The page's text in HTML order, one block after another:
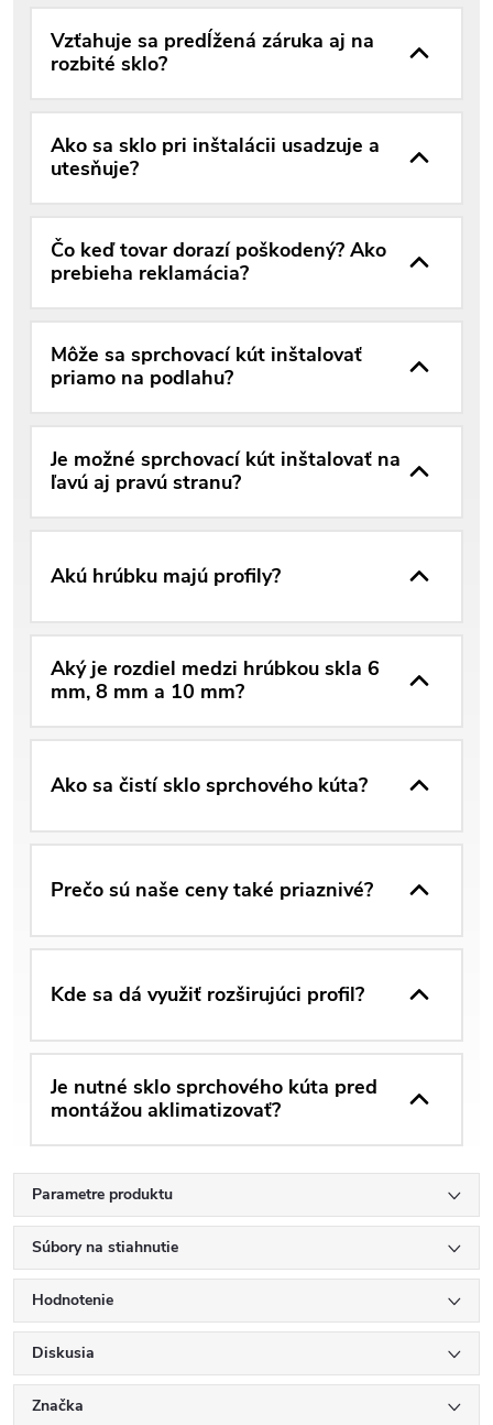
Vzťahuje sa predĺžená záruka aj na
rozbité sklo?
Ako sa sklo pri inštalácii usadzuje a
utesňuje?
Čo keď tovar dorazí poškodený? Ako
prebieha reklamácia?
Môže sa sprchovací kút inštalovať
priamo na podlahu?
Je možné sprchovací kút inštalovať na
ľavú aj pravú stranu?
Akú hrúbku majú profily?
Aký je rozdiel medzi hrúbkou skla 6
mm, 8 mm a 10 mm?
Ako sa čistí sklo sprchového kúta?
Prečo sú naše ceny také priaznivé?
Kde sa dá využiť rozširujúci profil?
Je nutné sklo sprchového kúta pred
montážou aklimatizovať?
Parametre produktu
Súbory na stiahnutie
Hodnotenie
Diskusia
Značka